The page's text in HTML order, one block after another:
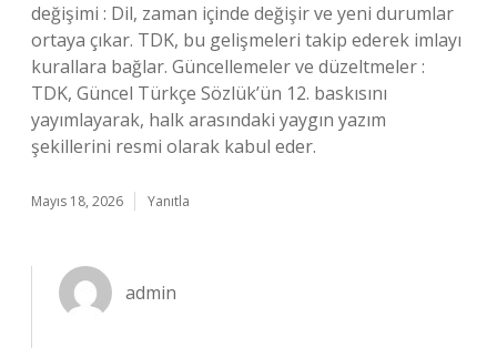
değişimi : Dil, zaman içinde değişir ve yeni durumlar
ortaya çıkar. TDK, bu gelişmeleri takip ederek imlayı
kurallara bağlar. Güncellemeler ve düzeltmeler :
TDK, Güncel Türkçe Sözlük’ün 12. baskısını
yayımlayarak, halk arasındaki yaygın yazım
şekillerini resmi olarak kabul eder.
Mayıs 18, 2026 Yanıtla
admin